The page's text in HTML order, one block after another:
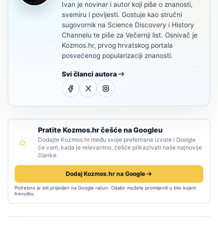
Ivan je novinar i autor koji piše o znanosti,
svemiru i povijesti. Gostuje kao stručni
sugovornik na Science Discovery i History
Channelu te piše za Večernji list. Osnivač je
Kozmos.hr, prvog hrvatskog portala
posvećenog popularizaciji znanosti.
Svi članci autora
Pratite Kozmos.hr češće na Googleu
Dodajte Kozmos.hr među svoje preferirane izvore i Google
će vam, kada je relevantno, češće prikazivati naše najnovije
članke.
Dodaj Kozmos.hr na Google
Potrebno je biti prijavljen na Google račun. Odabir možete promijeniti u bilo kojem
trenutku.